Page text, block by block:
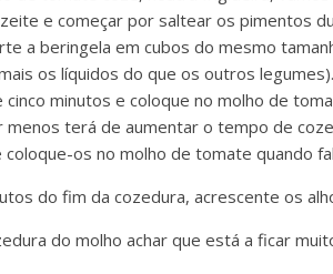
e começar por saltear os pimentos
a beringela em cubos do mesmo
os líquidos do que os outros
minutos e coloque no molho de
menos terá de aumentar o tempo de
os no molho de tomate quando
do fim da cozedura, acrescente os
do molho achar que está a ficar